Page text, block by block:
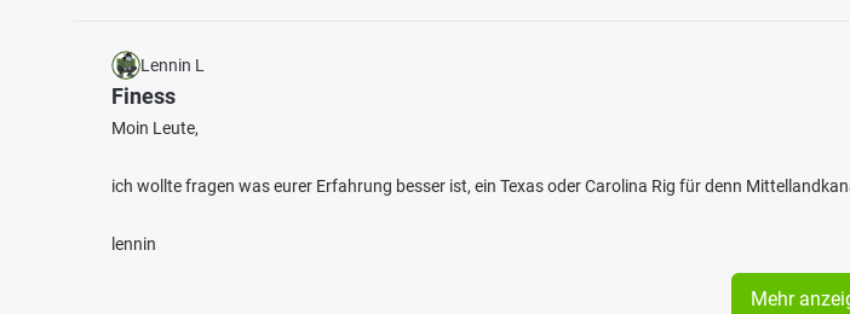
Lennin L
Finess
Moin Leute,
ich wollte fragen was eurer Erfahrung besser ist, ein Texas oder Carolina Rig für denn
lennin
Mehr